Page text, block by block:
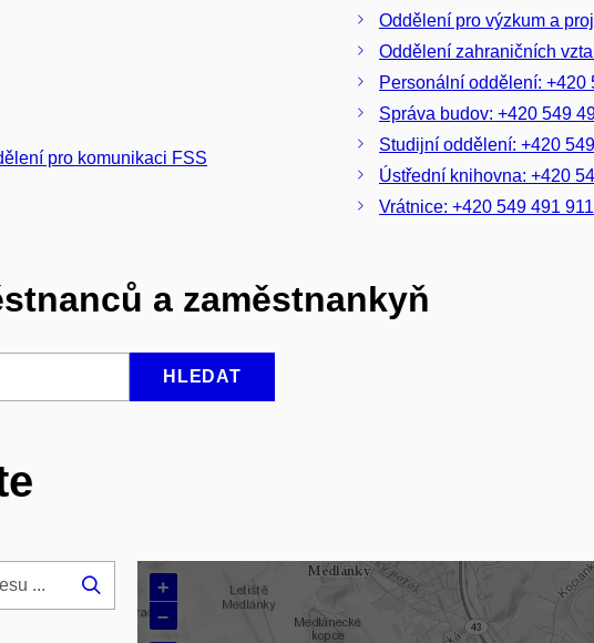
pro komunikaci FSS
Oddělení pro výzkum a
Oddělení zahraničních
Personální oddělení: +420
Správa budov: +420 549
Studijní oddělení: +420
Ústřední knihovna: +420
Vrátnice: +420 549 491 911
a zaměstnankyň
HLEDAT
+
–
Hledej